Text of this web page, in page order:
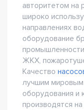
авторитетом на
широко
направлениях
оборудование
ЖКХ,
Качество
лучшим мировым
оборудования
производятся